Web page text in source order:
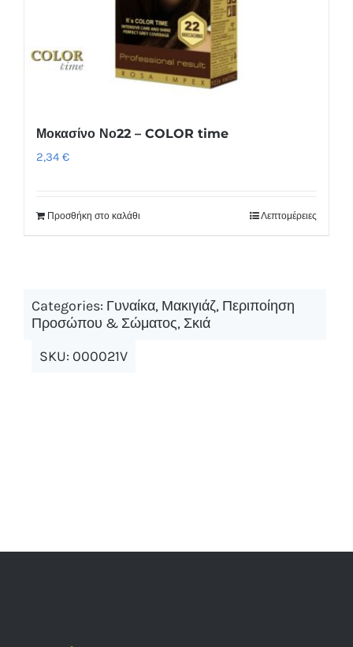
Μοκασίνο Νο22 – COLOR time
2,34 €
Προσθήκη στο καλάθι Λεπτομέρειες
Categories: Γυναίκα, Μακιγιάζ, Περιποίηση
Προσώπου & Σώματος, Σκιά
SKU: 000021V